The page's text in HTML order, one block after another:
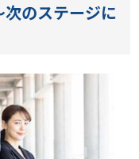
のステージに